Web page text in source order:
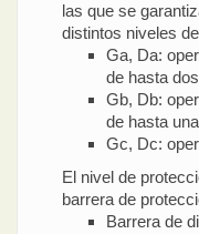
las que se
distintos niveles
Ga, Da:
de hasta
Gb, Db:
de hasta
Gc, Dc:
El nivel de
barrera de
Barrera de